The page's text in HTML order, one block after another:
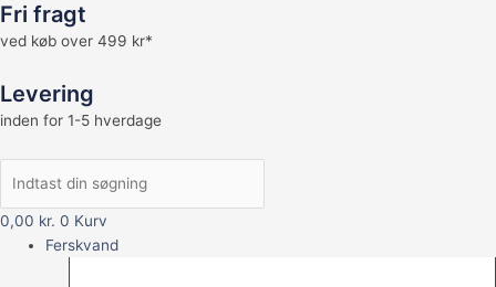
Fri fragt
ved køb over 499 kr*
Levering
inden for 1-5 hverdage
0,00 kr. 0 Kurv
Ferskvand